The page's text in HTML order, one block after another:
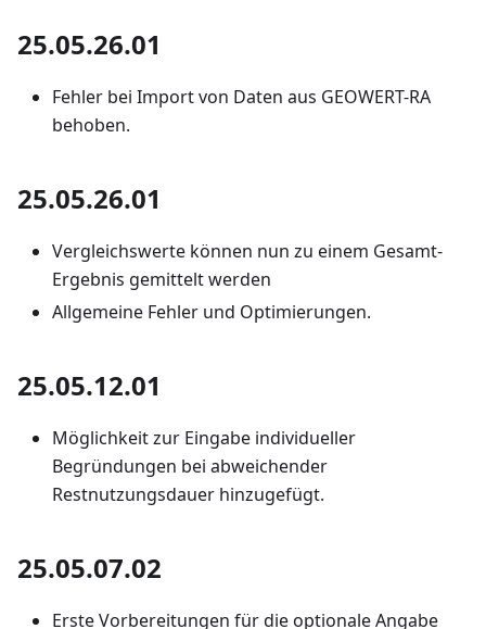
25.05.26.01
Fehler bei Import von Daten aus GEOWERT-RA
behoben.
25.05.26.01
Vergleichswerte können nun zu einem Gesamt-
Ergebnis gemittelt werden
Allgemeine Fehler und Optimierungen.
25.05.12.01
Möglichkeit zur Eingabe individueller
Begründungen bei abweichender
Restnutzungsdauer hinzugefügt.
25.05.07.02
Erste Vorbereitungen für die optionale Angabe